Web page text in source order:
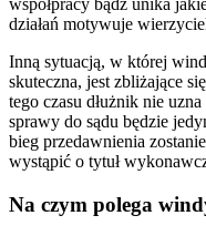
współpracy bądź unika
działań motywuje
Inną sytuacją, w której
skuteczna, jest zbliżające się
tego czasu dłużnik nie
sprawy do sądu będzie
bieg przedawnienia
wystąpić o tytuł
Na czym polega